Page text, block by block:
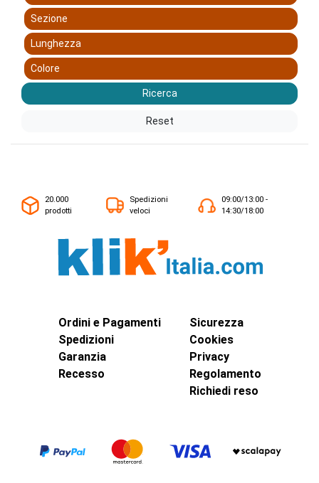
Sezione
Lunghezza
Colore
Ricerca
Reset
20.000
prodotti
Spedizioni
veloci
09:00/13:00 -
14:30/18:00
Ordini e Pagamenti
Spedizioni
Garanzia
Recesso
Sicurezza
Cookies
Privacy
Regolamento
Richiedi reso